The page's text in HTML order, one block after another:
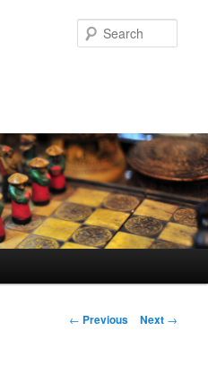
Post
← Previous Next →